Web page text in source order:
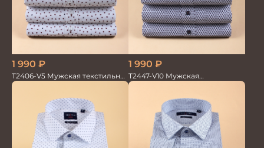
1 990 ₽
T2406-V5 Мужская текстильная
рубашка / Сорочка
1 990 ₽
T2447-V10 Мужская
текстильная рубашка /